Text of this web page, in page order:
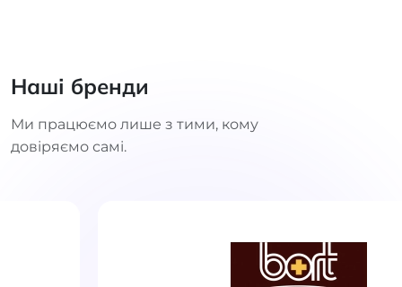
Наші бренди
Ми працюємо лише з тими, кому
довіряємо самі.